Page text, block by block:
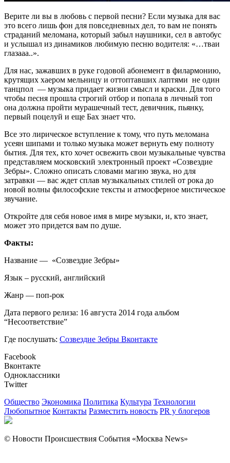
Верите ли вы в любовь с первой песни? Если музыка для вас
это всего лишь фон для повседневных дел, то вам не понять
страданий меломана, который забыл наушники, сел в автобус
и услышал из динамиков любимую песню водителя: «…тваи
глазааа..».
Для нас, зажавших в руке годовой абонемент в филармонию,
крутящих хаером мельницу и оттоптавших лаптями не один
танцпол — музыка придает жизни смысл и краски. Для того
чтобы песня прошла строгий отбор и попала в личный топ
она должна пройти мурашечный тест, девичник, пьянку,
первый поцелуй и еще Бах знает что.
Все это лирическое вступление к тому, что путь меломана
усеян шипами и только музыка может вернуть ему полноту
бытия. Для тех, кто хочет освежить свои музыкальные чувства
представляем московский электронный проект «Созвездие
Зебры». Сложно описать словами магию звука, но для
затравки — вас ждет сплав музыкальных стилей от рока до
новой волны философские тексты и атмосферное мистическое
звучание.
Откройте для себя новое имя в мире музыки, и, кто знает,
может это придется вам по душе.
Факты:
Название — «Созвездие Зебры»
Язык – русский, английский
Жанр — поп-рок
Дата первого релиза: 16 августа 2014 года альбом
“Несоответствие”
Где послушать: Созвездие Зебры Вконтакте
Facebook
Вконтакте
Одноклассники
Twitter
Общество Экономика Политика Культура Технологии
Любопытное Контакты Разместить новость PR у блогеров
© Новости Происшествия События «Москва News»